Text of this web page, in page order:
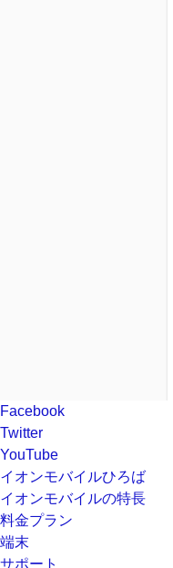
Facebook
Twitter
YouTube
イオンモバイルひろば
イオンモバイルの特長
料金プラン
端末
サポート